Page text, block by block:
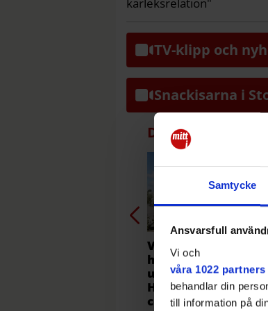
Samtycke
Ansvarsfull
Vi och
våra 1022 partners
behandlar din
till information på
TV-klipp och
Snackisarna i
Debatt
V: Stoppa
högerstyrets
utförsäljning av
Helenelunds
centrum